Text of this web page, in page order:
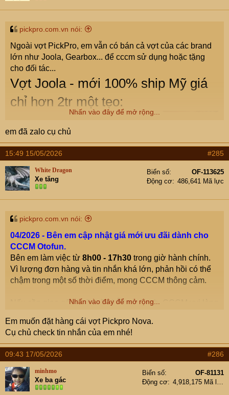
pickpro.com.vn nói:
Ngoài vợt PickPro, em vẫn có bán cả vợt của các brand
lớn như Joola, Gearbox... để cccm sử dụng hoặc tặng
cho đối tác...
Vợt Joola - mới 100% ship Mỹ giá
chỉ hơn 2tr một tẹo:
Em cập nhật trên web bên em:
(cccm OF mua hàng nhớ
nói đến từ OF để nhận quà tặng)
Vợt pickleball JOOLA (hàng ship USA) - PickPro – Shop Pickleball chính hãng!
Tổng hợp các loại vợt pickleball Joola tại PickPro. Bao
gồm: Joola 2, Jool 3, Joola 3s và Joola Mod-TA Pro
Player Edition
pickpro.com.vn
Nhấn vào đây để mở rộng...
em đã zalo cụ chủ
15:49 15/05/2026 #285
White Dragon
Xe tăng
Biển số
OF-113625
Động cơ
486,641 Mã lực
pickpro.com.vn nói:
04/2026 - Bên em cập nhật giá mới ưu đãi dành cho
CCCM Otofun.
Bên em làm việc từ 8h00 - 17h30 trong giờ hành chính.
Vì lượng đơn hàng và tin nhắn khá lớn, phản hồi có thể
chậm trong một số thời điểm, mong CCCM thông cảm.
Nếu cần giao gấp hoặc cần hỗ trợ nhanh, CCCM vui lòng
sớm nhất.
Chân thành cảm ơn CCCM!
Kính chào các cụ mợ OF!
Hôm nay em xin được chính thức mở gian hàng
Nhấn vào đây để mở rộng...
Em muốn đặt hàng cái vợt Pickpro Nova.
Cụ chủ check tin nhắn của em nhé!
09:43 17/05/2026 #286
minhmo
Xe ba gác
Biển số
OF-81131
Động cơ
4,918,175 Mã lực